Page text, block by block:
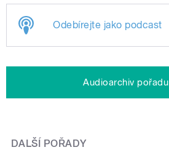
Odebírejte jako podcast
Audioarchiv pořadu
DALŠÍ POŘADY